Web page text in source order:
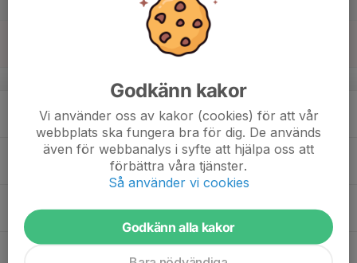
Ons
Godkänn kakor
Vi använder oss av kakor (cookies) för att vår
webbplats ska fungera bra för dig. De används
även för webbanalys i syfte att hjälpa oss att
förbättra våra tjänster.
Så använder vi cookies
Godkänn alla kakor